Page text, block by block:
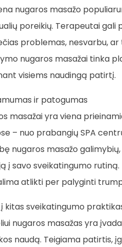
nugaros masažo
poreikių. Terapeutai
problemas, nesvarbu,
nugaros masažai tinka
visiems naudingą patirtį.
ir patogumas
masažai yra viena
– nuo prabangių SPA
nugaros masažo
į savo sveikatingumo
atlikti per palyginti
kitas sveikatingumo
nugaros masažas yra
naudą. Teigiama patirtis,